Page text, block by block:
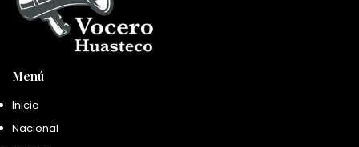
Menú
Inicio
Nacional